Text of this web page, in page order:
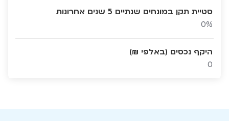
סטיית תקן במונחים שנתיים 5 שנים אחרונות
0%
היקף נכסים (באלפי ₪)
0